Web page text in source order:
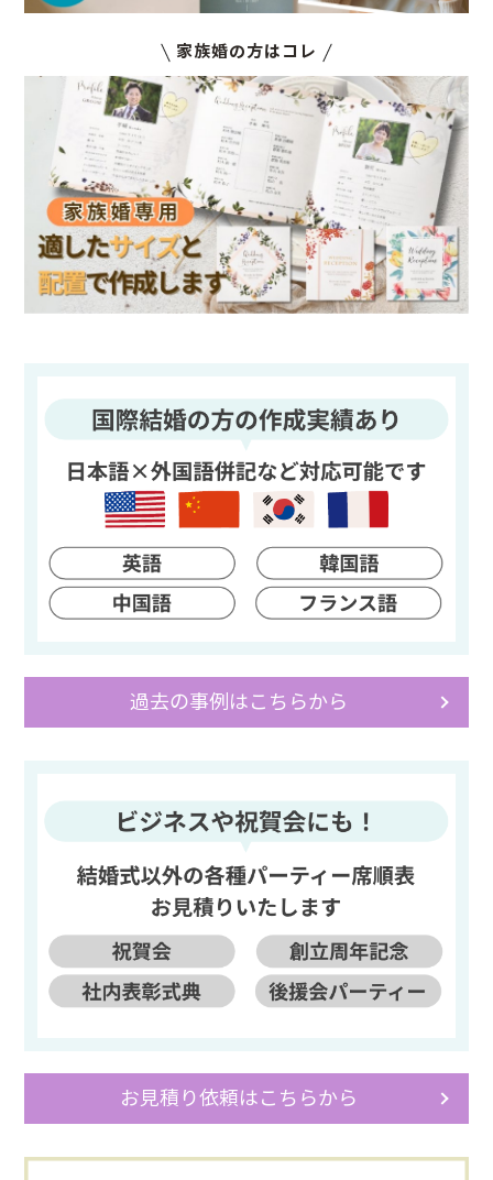
家族婚の方はコレ
過去の事例はこちらから
お見積り依頼はこちらから